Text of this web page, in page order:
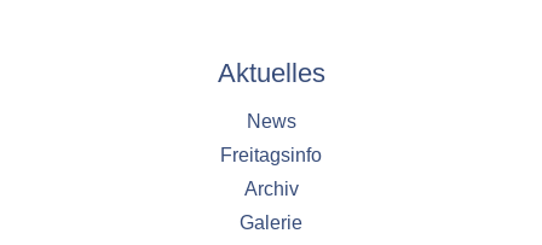
Aktuelles
News
Freitagsinfo
Archiv
Galerie